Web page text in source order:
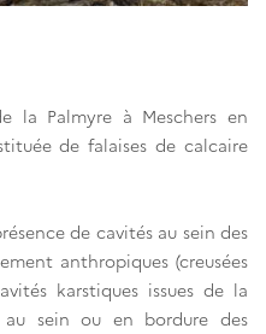
la Palmyre à Meschers en
de falaises de calcaire
de cavités au sein des
anthropiques (creusées
karstiques issues de la
sein ou en bordure des